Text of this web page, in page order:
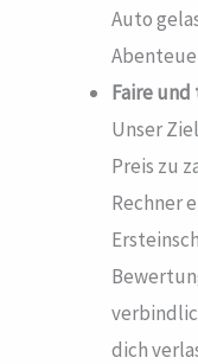
Auto
Faire
Unser
Preis zu
Rechner
dich